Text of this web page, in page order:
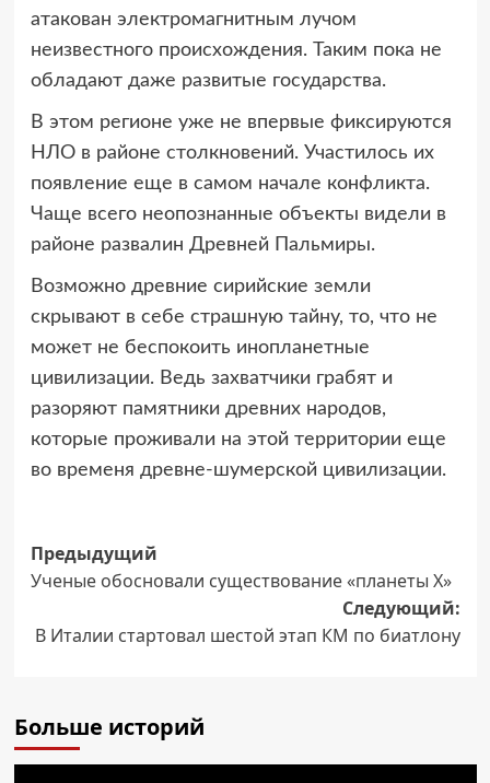
атакован электромагнитным лучом
неизвестного происхождения. Таким пока не
обладают даже развитые государства.
В этом регионе уже не впервые фиксируются
НЛО в районе столкновений. Участилось их
появление еще в самом начале конфликта.
Чаще всего неопознанные объекты видели в
районе развалин Древней Пальмиры.
Возможно древние сирийские земли
скрывают в себе страшную тайну, то, что не
может не беспокоить инопланетные
цивилизации. Ведь захватчики грабят и
разоряют памятники древних народов,
которые проживали на этой территории еще
во временя древне-шумерской цивилизации.
Навигация
записи
Предыдущий
Ученые обосновали существование «планеты Х»
Следующий:
В Италии стартовал шестой этап КМ по биатлону
Больше историй